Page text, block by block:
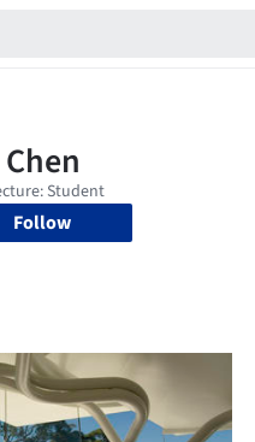
Follow